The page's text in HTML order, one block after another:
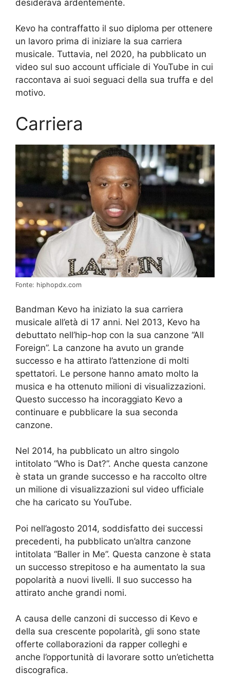
desiderava ardentemente.
Kevo ha contraffatto il suo diploma per ottenere
un lavoro prima di iniziare la sua carriera
musicale. Tuttavia, nel 2020, ha pubblicato un
video sul suo account ufficiale di YouTube in cui
raccontava ai suoi seguaci della sua truffa e del
motivo.
Carriera
Fonte: hiphopdx.com
Bandman Kevo ha iniziato la sua carriera
musicale all’età di 17 anni. Nel 2013, Kevo ha
debuttato nell’hip-hop con la sua canzone “All
Foreign”. La canzone ha avuto un grande
successo e ha attirato l’attenzione di molti
spettatori. Le persone hanno amato molto la
musica e ha ottenuto milioni di visualizzazioni.
Questo successo ha incoraggiato Kevo a
continuare e pubblicare la sua seconda
canzone.
Nel 2014, ha pubblicato un altro singolo
intitolato “Who is Dat?”. Anche questa canzone
è stata un grande successo e ha raccolto oltre
un milione di visualizzazioni sul video ufficiale
che ha caricato su YouTube.
Poi nell’agosto 2014, soddisfatto dei successi
precedenti, ha pubblicato un’altra canzone
intitolata “Baller in Me”. Questa canzone è stata
un successo strepitoso e ha aumentato la sua
popolarità a nuovi livelli. Il suo successo ha
attirato anche grandi nomi.
A causa delle canzoni di successo di Kevo e
della sua crescente popolarità, gli sono state
offerte collaborazioni da rapper colleghi e
anche l’opportunità di lavorare sotto un’etichetta
discografica.